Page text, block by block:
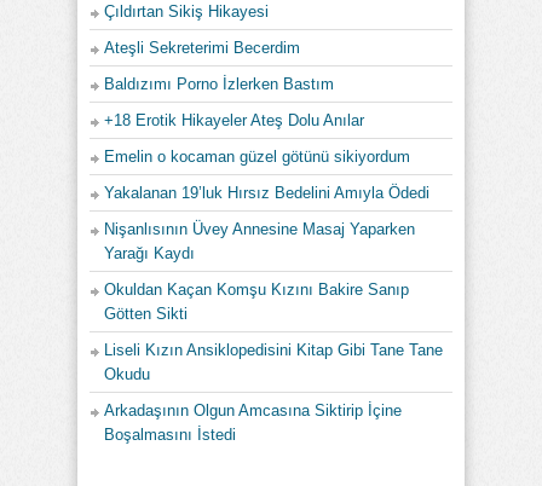
Çıldırtan Sikiş Hikayesi
Ateşli Sekreterimi Becerdim
Baldızımı Porno İzlerken Bastım
+18 Erotik Hikayeler Ateş Dolu Anılar
Emelin o kocaman güzel götünü sikiyordum
Yakalanan 19’luk Hırsız Bedelini Amıyla Ödedi
Nişanlısının Üvey Annesine Masaj Yaparken
Yarağı Kaydı
Okuldan Kaçan Komşu Kızını Bakire Sanıp
Götten Sikti
Liseli Kızın Ansiklopedisini Kitap Gibi Tane Tane
Okudu
Arkadaşının Olgun Amcasına Siktirip İçine
Boşalmasını İstedi